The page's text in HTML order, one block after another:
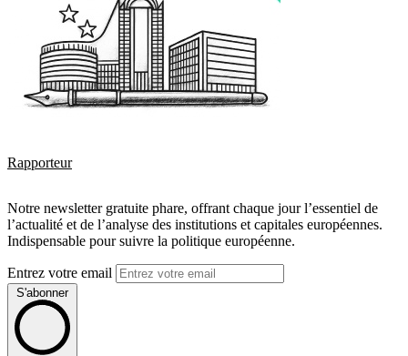
Rapporteur
Notre newsletter gratuite phare, offrant chaque jour l’essentiel de
l’actualité et de l’analyse des institutions et capitales européennes.
Indispensable pour suivre la politique européenne.
Entrez votre email
S'abonner